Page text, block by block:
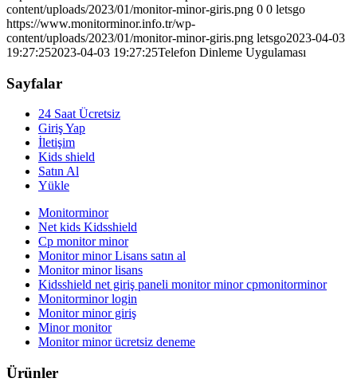
content/uploads/2023/01/monitor-minor-giris.png 0 0 letsgo
https://www.monitorminor.info.tr/wp-
content/uploads/2023/01/monitor-minor-giris.png letsgo2023-04-03
19:27:252023-04-03 19:27:25Telefon Dinleme Uygulaması
Sayfalar
24 Saat Ücretsiz
Giriş Yap
İletişim
Kids shield
Satın Al
Yükle
Monitorminor
Net kids Kidsshield
Cp monitor minor
Monitor minor Lisans satın al
Monitor minor lisans
Kidsshield net giriş paneli monitor minor cpmonitorminor
Monitorminor login
Monitor minor giriş
Minor monitor
Monitor minor ücretsiz deneme
Ürünler